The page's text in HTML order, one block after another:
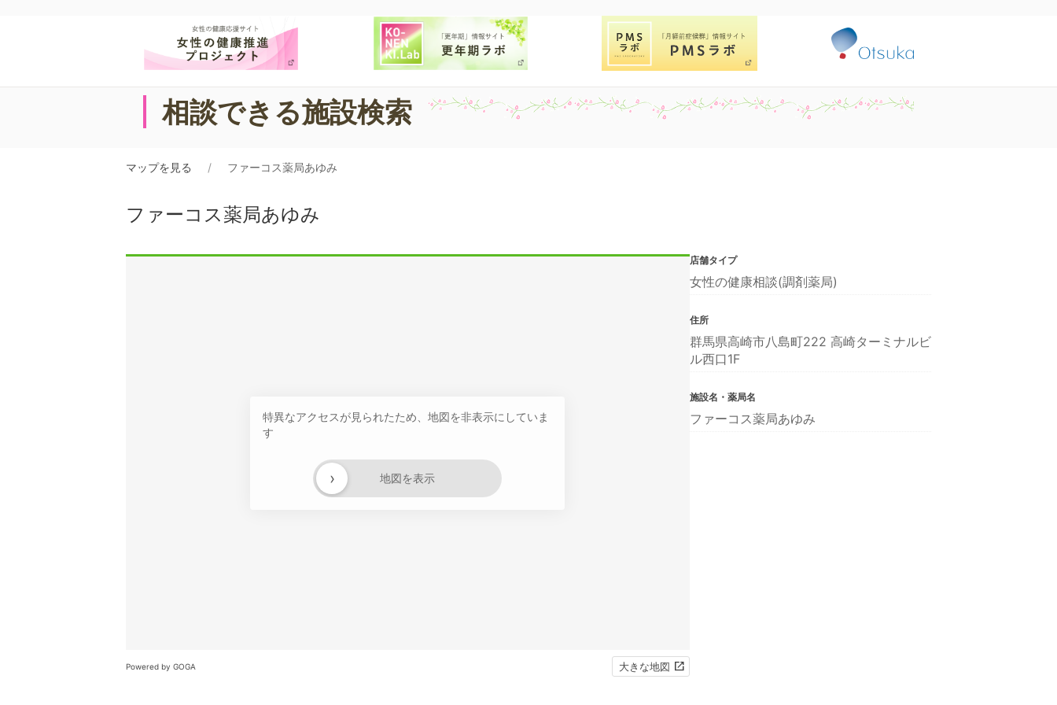
相談できる施設検索
マップを見る ファーコス薬局あゆみ
ファーコス薬局あゆみ
特異なアクセスが見られたため、地図を非表示にしていま
す
地図を表示
›
Powered by GOGA 大きな地図
店舗タイプ
女性の健康相談(調剤薬局)
住所
群馬県高崎市八島町222 高崎ターミナルビ
ル西口1F
施設名・薬局名
ファーコス薬局あゆみ